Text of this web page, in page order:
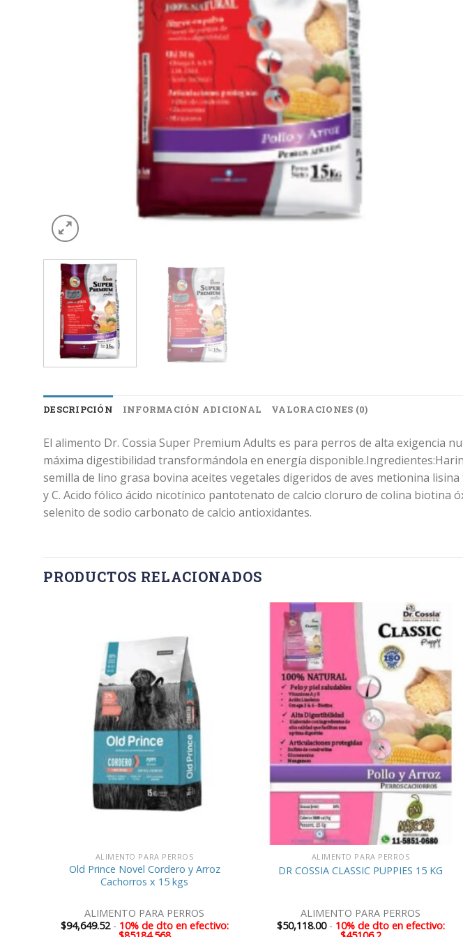
DESCRIPCIÓN INFORMACIÓN ADICIONAL VALORACIONES (0)
El alimento Dr. Cossia Super Premium Adults es para perros de alta
máxima digestibilidad transformándola en energía
semilla de lino grasa bovina aceites vegetales digeridos de aves metionina
y C. Acido fólico ácido nicotínico pantotenato de calcio cloruro de colina
selenito de sodio carbonato de calcio antioxidantes.
PRODUCTOS RELACIONADOS
ALIMENTO PARA PERROS
Old Prince Novel Cordero y Arroz
Cachorros x 15 kgs
ALIMENTO PARA PERROS
$94,649.52- 10% de dto en efectivo:
ALIMENTO PARA PERROS
DR COSSIA CLASSIC PUPPIES 15 KG
ALIMENTO PARA PERROS
$50,118.00- 10% de dto en efectivo: